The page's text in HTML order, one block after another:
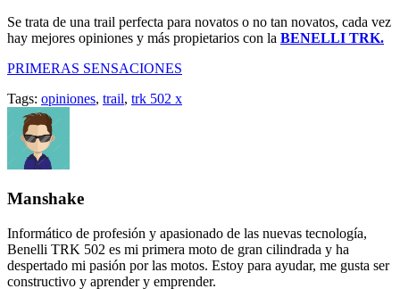
Se trata de una trail perfecta para novatos o no tan novatos, cada vez
hay mejores opiniones y más propietarios con la BENELLI TRK.
PRIMERAS SENSACIONES
Tags: opiniones, trail, trk 502 x
Manshake
Informático de profesión y apasionado de las nuevas tecnología,
Benelli TRK 502 es mi primera moto de gran cilindrada y ha
despertado mi pasión por las motos. Estoy para ayudar, me gusta ser
constructivo y aprender y emprender.